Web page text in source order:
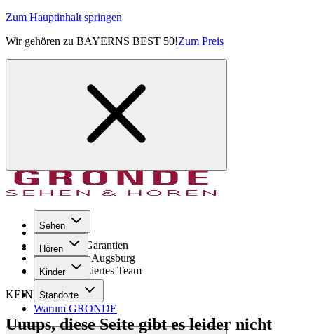
Zum Hauptinhalt springen
Wir gehören zu BAYERNS BEST 50!Zum Preis
Sehen
Hören
Kinder
Standorte
Warum GRONDE
Seit 1971
GRONDE Garantien
8× im Raum Augsburg
Hochqualifiziertes Team
KEINE SORGE!
Uuups, diese Seite gibt es leider nicht